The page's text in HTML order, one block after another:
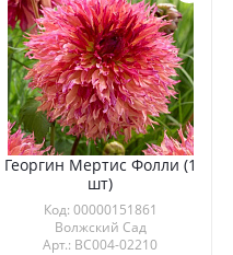
Георгин Мертис Фолли (1
шт)
Код: 00000151861
Волжский Сад
Арт.: ВС004-02210